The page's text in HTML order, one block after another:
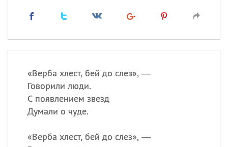
«Верба хлест, бей до слез», —
Говорили люди.
С появлением звезд
Думали о чуде.
«Верба хлест, бей до слез», —